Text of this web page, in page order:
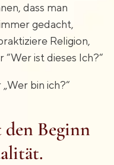
dass man
gedacht,
Religion,
“Wer ist dieses Ich?“
bin ich?“
Beginn